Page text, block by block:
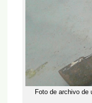
Foto de archivo de